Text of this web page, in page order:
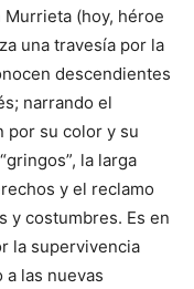
(hoy, héroe
una travesía por la
descendientes
narrando el
por su color y su
la larga
y el reclamo
y costumbres. Es en
la supervivencia
las nuevas